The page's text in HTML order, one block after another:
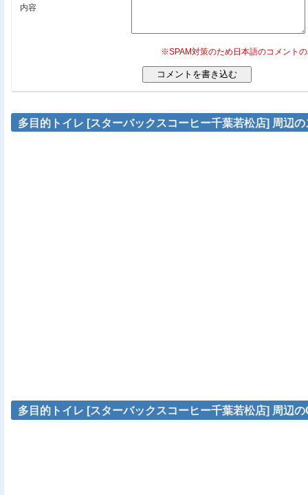
内容
※SPAM対策のため日本語のコメント
多目的トイレ [スターバックスコーヒー千葉若松店] 周辺
多目的トイレ [スターバックスコーヒー千葉若松店] 周辺